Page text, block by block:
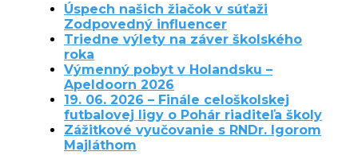
Úspech našich žiačok v súťaži
Zodpovedný influencer
Triedne výlety na záver školského
roka
Výmenný pobyt v Holandsku –
Apeldoorn 2026
19. 06. 2026 – Finále celoškolskej
futbalovej ligy o Pohár riaditeľa školy
Zážitkové vyučovanie s RNDr. Igorom
Majláthom